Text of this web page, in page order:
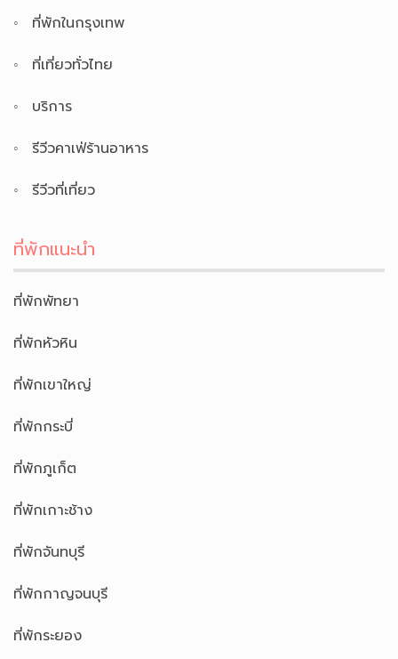
ที่พักในกรุงเทพ
ที่เที่ยวทั่วไทย
บริการ
รีวีวคาเฟ่ร้านอาหาร
รีวีวที่เที่ยว
ที่พักแนะนำ
ที่พักพัทยา
ที่พักหัวหิน
ที่พักเขาใหญ่
ที่พักกระบี่
ที่พักภูเก็ต
ที่พักเกาะช้าง
ที่พักจันทบุรี
ที่พักกาญจนบุรี
ที่พักระยอง